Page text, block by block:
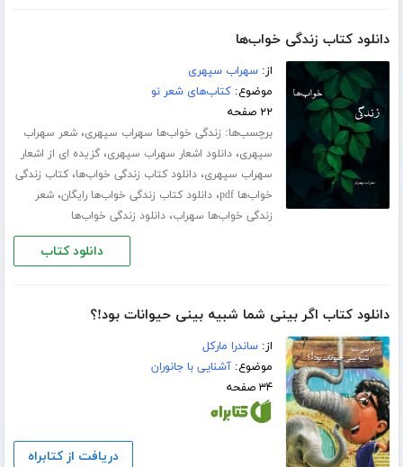
دانلود کتاب زندگی خواب‌ها
از:سهراب سپهری
موضوع:کتاب‌های شعر نو
۲۲ صفحه
برچسب‌ها: زندگی خواب‌ها سهراب سپهری،شعر سهراب
سپهری،دانلود اشعار سهراب سپهری،گزیده ای از اشعار
سهراب سپهری،دانلود کتاب زندگی خواب‌ها،کتاب زندگی
خواب‌ها pdf
،دانلود کتاب زندگی خواب‌ها رایگان،شعر
زندگی خواب‌ها سهراب،دانلود زندگی خواب‌ها
دانلود کتاب
دانلود کتاب اگر بینی شما شبیه بینی حیوانات بود!؟
از:ساندرا مارکل
موضوع:آشنایی با جانوران
۳۴ صفحه
دریافت از کتابراه